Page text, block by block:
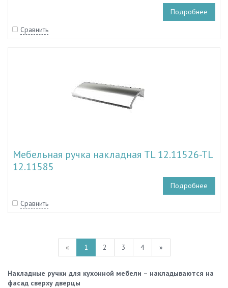
Подробнее
Сравнить
Мебельная ручка накладная TL 12.11526-TL
12.11585
Подробнее
Сравнить
« 1 2 3 4 »
Накладные ручки для кухонной мебели – накладываются на
фасад сверху дверцы